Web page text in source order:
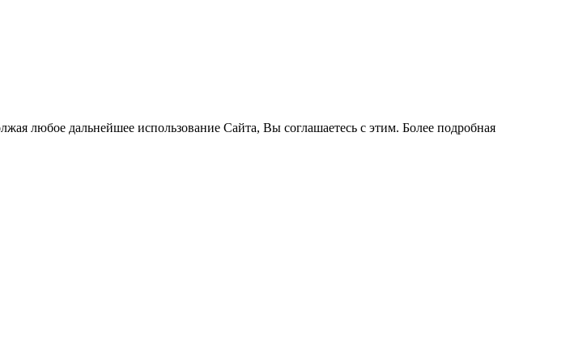
любое дальнейшее использование Сайта, Вы соглашаетесь с этим. Более подробная